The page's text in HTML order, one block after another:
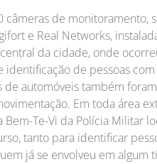
câmeras de monitoramento,
e Real Networks,
da cidade, onde
de pessoas
automóveis também
Em toda área
Te-Vi da Polícia Militar
tanto para identificar
já se envolveu em algum